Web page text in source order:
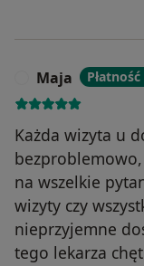
Maja
Każda wizyta u
na wszelkie
wizyty czy
nieprzyjemne
tego lekarza